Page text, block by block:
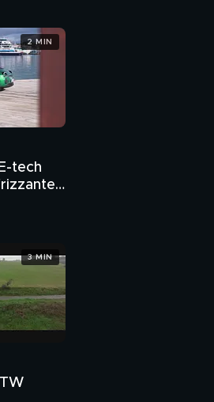
tech
2 MIN
3 MIN